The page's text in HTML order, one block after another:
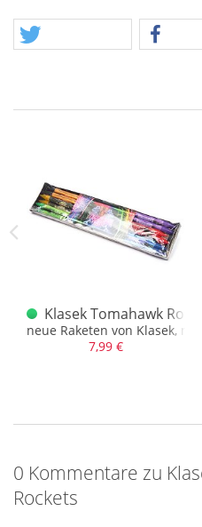
Klasek Tomahawk
neue Raketen von Klasek,
7,99 €
0 Kommentare zu
Rockets